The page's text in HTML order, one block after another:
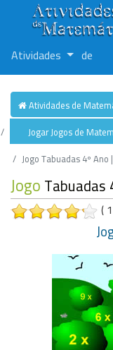
Atividades de
Atividades de
Jogar Jogos de
Jogo Tabuadas 4º
JogoTabuadas
(